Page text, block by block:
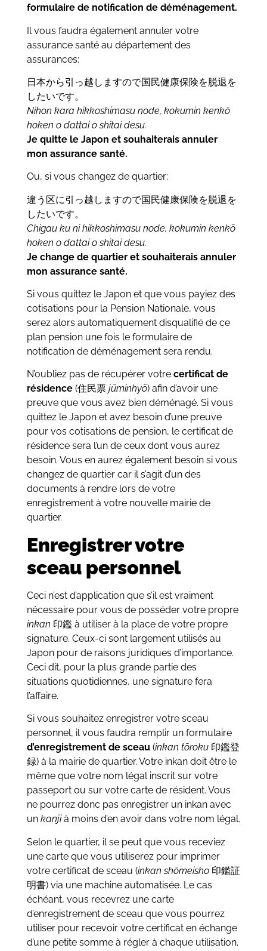
formulaire de notification de déménagement.
Il vous faudra également annuler votre
assurance santé au département des
assurances:
日本から引っ越しますので国民健康保険を脱退を
したいです。
Nihon kara hikkoshimasu node, kokumin kenkō
hoken o dattai o shitai desu.
Je quitte le Japon et souhaiterais annuler
mon assurance santé.
Ou, si vous changez de quartier:
違う区に引っ越しますので国民健康保険を脱退を
したいです。
Chigau ku ni hikkoshimasu node, kokumin kenkō
hoken o dattai o shitai desu.
Je change de quartier et souhaiterais annuler
mon assurance santé.
Si vous quittez le Japon et que vous payiez des
cotisations pour la Pension Nationale, vous
serez alors automatiquement disqualifié de ce
plan pension une fois le formulaire de
notification de déménagement sera rendu.
N’oubliez pas de récupérer votre certificat de
résidence(住民票 jūminhyō) afin d’avoir une
preuve que vous avez bien déménagé. Si vous
quittez le Japon et avez besoin d’une preuve
pour vos cotisations de pension, le certificat de
résidence sera l’un de ceux dont vous aurez
besoin. Vous en aurez également besoin si vous
changez de quartier car il s’agit d’un des
documents à rendre lors de votre
enregistrement à votre nouvelle mairie de
quartier.
Enregistrer votre
sceau personnel
Ceci n’est d’application que s’il est vraiment
nécessaire pour vous de posséder votre propre
inkan 印鑑 à utiliser à la place de votre propre
signature. Ceux-ci sont largement utilisés au
Japon pour de raisons juridiques d’importance.
Ceci dit, pour la plus grande partie des
situations quotidiennes, une signature fera
l’affaire.
Si vous souhaitez enregistrer votre sceau
personnel, il vous faudra remplir un formulaire
d’enregistrement de sceau(inkan tōroku印鑑登
録) à la mairie de quartier. Votre inkan doit être le
même que votre nom légal inscrit sur votre
passeport ou sur votre carte de résident. Vous
ne pourrez donc pas enregistrer un inkan avec
un kanjià moins d’en avoir dans votre nom légal.
Selon le quartier, il se peut que vous receviez
une carte que vous utiliserez pour imprimer
votre certificat de sceau (inkan shōmeisho印鑑証
明書) via une machine automatisée. Le cas
échéant, vous recevrez une carte
d’enregistrement de sceau que vous pourrez
utiliser pour recevoir votre certificat en échange
d’une petite somme à régler à chaque utilisation.